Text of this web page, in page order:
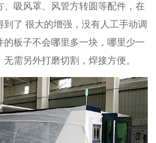
、吸风罩、风管方转圆等配件，在
到了很大的增强 ，没有人工手动调
的板子不会哪里多一块，哪里少一
需另外打磨切割，焊接方便。